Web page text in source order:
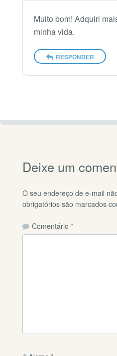
Muito bom! Adquiri
minha vida.
RESPONDER
Deixe um
O seu endereço de e-mail
obrigatórios são marcados
Comentário *